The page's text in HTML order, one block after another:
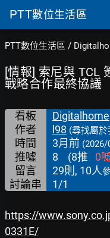
PTT數位生活區
PTT數位生活區 /
[情報] 索尼與 TCL
戰略合作最終協議
看板 Digitalhome
作者 l98 (尋找屬
時間 3月前 (2026/
推噓 8 (8推 0
留言
29則, 10人
討論串 1/1
https://
0331E/